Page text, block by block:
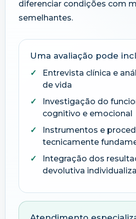
diferenciar condições com
semelhantes.
Uma avaliação pode
Entrevista clínica e
de vida
Investigação do
cognitivo e emocional
Instrumentos e
tecnicamente
Integração dos
devolutiva